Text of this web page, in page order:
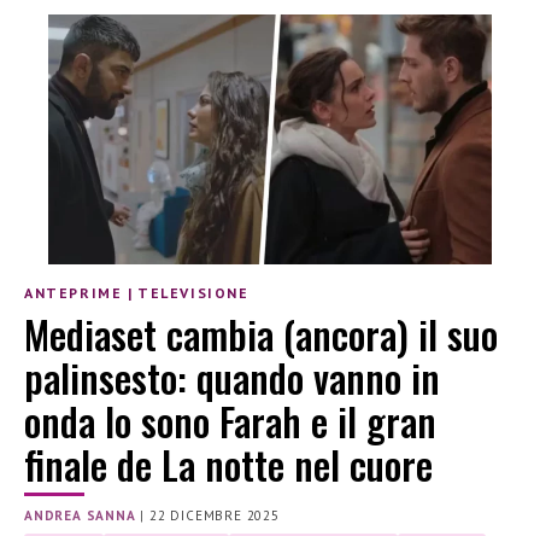
ANTEPRIME | TELEVISIONE
Mediaset cambia (ancora) il suo
palinsesto: quando vanno in
onda Io sono Farah e il gran
finale de La notte nel cuore
ANDREA SANNA |22 DICEMBRE 2025